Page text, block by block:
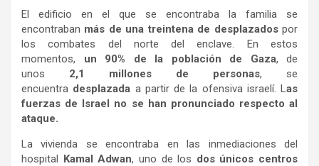
El edificio en el que se encontraba la familia se
encontraban más de una treintena de desplazadospor
los combates del norte del enclave. En estos
momentos, un 90% de la población de Gaza, de
unos 2,1 millones de personas, se
encuentra desplazada a partir de la ofensiva israelí. Las
fuerzas de Israel no se han pronunciado respecto al
ataque.
La vivienda se encontraba en las inmediaciones del
hospital Kamal Adwan, uno de los dos únicos centros